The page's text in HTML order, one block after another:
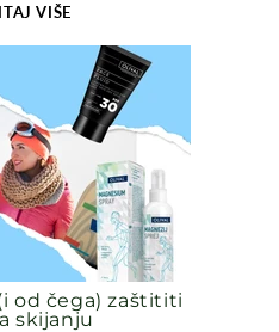
VIŠE
od čega) zaštititi
skijanju